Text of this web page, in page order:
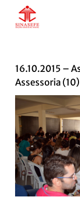
NOTÍCIAS
PUBLICAÇÕES
DOCUMENTOS
GALERIAS
16.10.2015 –
Assessoria (10)